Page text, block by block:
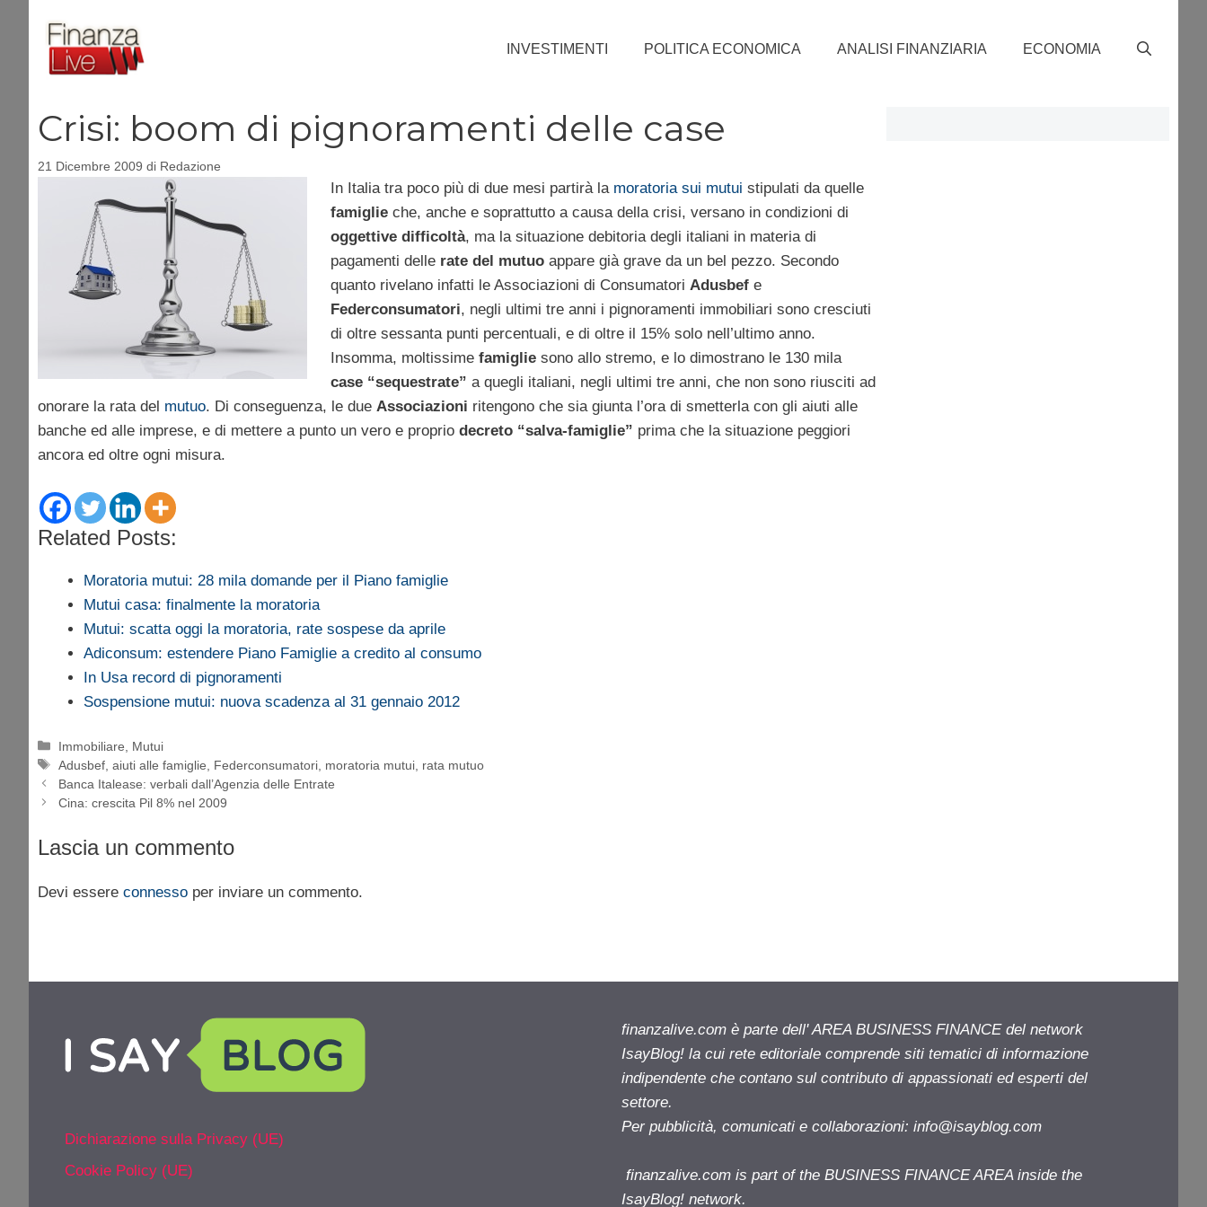
contenuto
INVESTIMENTI POLITICA ECONOMICA ANALISI FINANZIARIA ECONOMIA
Crisi: boom di pignoramenti delle case
21 Dicembre 2009 di Redazione
In Italia tra poco più di due mesi partirà la moratoria sui mutui stipulati da quelle
famiglieche, anche e soprattutto a causa della crisi, versano in condizioni di
oggettive difficoltà, ma la situazione debitoria degli italiani in materia di
pagamenti delle rate del mutuoappare già grave da un bel pezzo. Secondo
quanto rivelano infatti le Associazioni di Consumatori Adusbef e
Federconsumatori, negli ultimi tre anni i pignoramenti immobiliari sono cresciuti
di oltre sessanta punti percentuali, e di oltre il 15% solo nell’ultimo anno.
Insomma, moltissime famiglie sono allo stremo, e lo dimostrano le 130 mila
case “sequestrate” a quegli italiani, negli ultimi tre anni, che non sono riusciti ad
onorare la rata del mutuo. Di conseguenza, le due Associazioni ritengono che sia giunta l’ora di smetterla con gli aiuti alle
banche ed alle imprese, e di mettere a punto un vero e proprio decreto “salva-famiglie” prima che la situazione peggiori
ancora ed oltre ogni misura.
Related Posts:
Moratoria mutui: 28 mila domande per il Piano famiglie
Mutui casa: finalmente la moratoria
Mutui: scatta oggi la moratoria, rate sospese da aprile
Adiconsum: estendere Piano Famiglie a credito al consumo
In Usa record di pignoramenti
Sospensione mutui: nuova scadenza al 31 gennaio 2012
Categorie
Immobiliare
Mutui
Tag
Adusbef ,aiuti alle famiglie Federconsumatori moratoria mutui rata mutuo
Banca Italease: verbali dall’Agenzia delle Entrate
Cina: crescita Pil 8% nel 2009
Lascia un commento
Devi essere connesso per inviare un commento.
Dichiarazione sulla Privacy (UE)
Cookie Policy (UE)
finanzalive.com è parte dell' AREA BUSINESS FINANCE del network
IsayBlog! la cui rete editoriale comprende siti tematici di informazione
indipendente che contano sul contributo di appassionati ed esperti del
settore.
Per pubblicità, comunicati e collaborazioni: info@isayblog.com
finanzalive.com is part of the BUSINESS FINANCE AREA inside the
IsayBlog! network.